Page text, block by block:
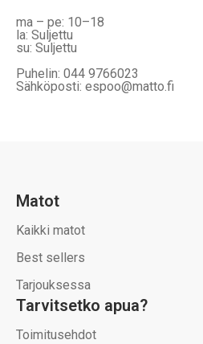
ma – pe: 10–18
la: Suljettu
su: Suljettu
Puhelin: 044 9766023
Sähköposti: espoo@matto.fi
Matot
Kaikki matot
Best sellers
Tarjouksessa
Tarvitsetko apua?
Toimitusehdot